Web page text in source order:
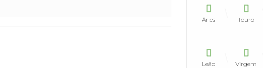
Áries Touro
Leão Virgem